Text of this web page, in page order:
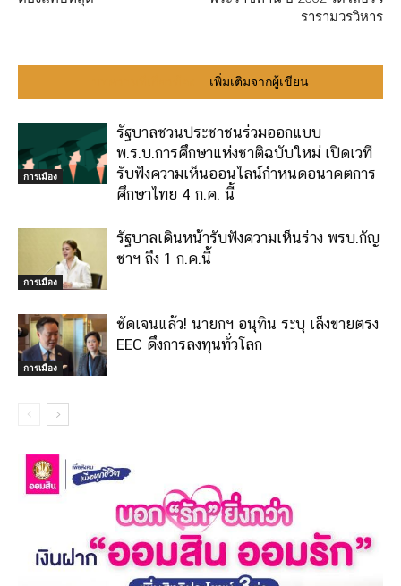
รารามวรวิหาร
เพิ่มเติมจากผู้เขียน
การเมือง
รัฐบาลชวนประชาชนร่วมออกแบบ
พ.ร.บ.การศึกษาแห่งชาติฉบับใหม่ เปิดเวที
รับฟังความเห็นออนไลน์กำหนดอนาคตการ
ศึกษาไทย 4 ก.ค. นี้
การเมือง
รัฐบาลเดินหน้ารับฟังความเห็นร่าง พรบ.กัญ
ชาฯ ถึง 1 ก.ค.นี้
การเมือง
ชัดเจนแล้ว! นายกฯ อนุทิน ระบุ เล็งขายตรง
EEC ดึงการลงทุนทั่วโลก